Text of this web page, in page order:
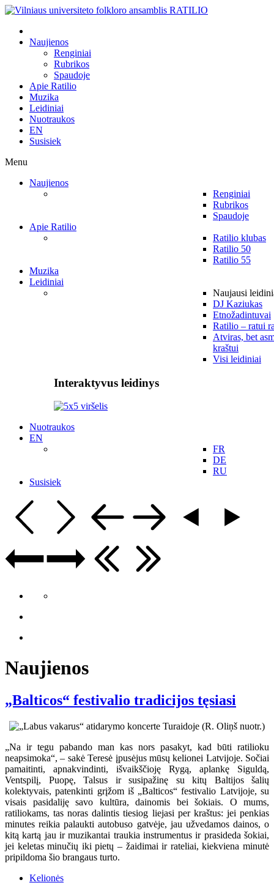
Naujienos
Renginiai
Rubrikos
Spaudoje
Apie Ratilio
Muzika
Leidiniai
Nuotraukos
EN
Susisiek
Menu
Naujienos
Renginiai
Rubrikos
Spaudoje
Apie Ratilio
Ratilio klubas
Ratilio 50
Ratilio 55
Muzika
Leidiniai
Naujausi
DJ Kaziukas
Etnožadintuvai
Ratilio – ratui
Atviras, bet
kraštui
Visi leidiniai
Interaktyvus leidinys
Nuotraukos
EN
FR
DE
RU
Susisiek
Naujienos
„Balticos“ festivalio tradicijos tęsiasi
„Na ir tegu pabando man kas nors pasakyt, kad būti ratilioku
neapsimoka“, – sakė Teresė įpusėjus mūsų kelionei Latvijoje. Sočiai
pamaitinti, apnakvindinti, išvaikščioję Rygą, aplankę Siguldą,
Ventspilį, Puopę, Talsus ir susipažinę su kitų Baltijos šalių
kolektyvais, patenkinti grįžom iš „Balticos“ festivalio Latvijoje, su
visais pasidaliję savo kultūra, dainomis bei šokiais. O mums,
ratiliokams, tas noras dalintis tiesiog liejasi per kraštus: jei penkias
minutes reikia palaukti autobuso gatvėje, jau užvedamos dainos, o
kitą kartą jau ir muzikantai traukia instrumentus ir prasideda šokiai,
jei keletas minučių iki pietų – žaidimai ir rateliai, kiekviena minutė
pripildoma šio brangaus turto.
Kelionės